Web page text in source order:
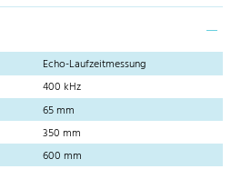
Echo-Laufzeitmessung
400 kHz
65 mm
350 mm
600 mm